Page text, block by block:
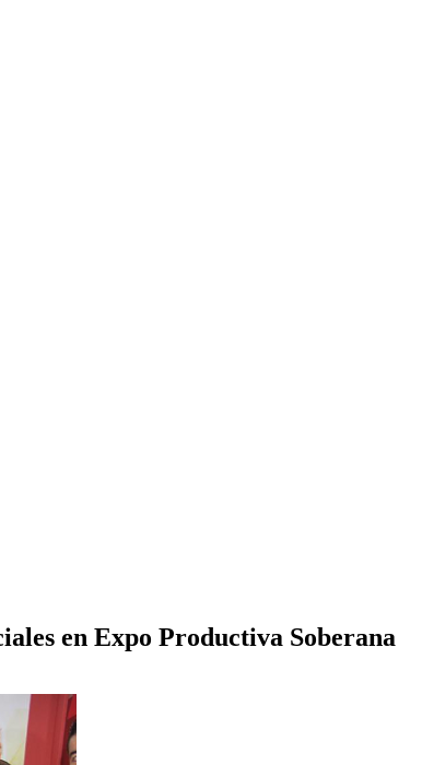
en Expo Productiva Soberana